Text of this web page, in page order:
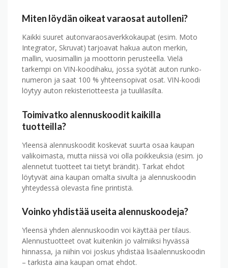
Miten löydän oikeat varaosat autolleni?
Kaikki suuret autonvaraosa­verkkokaupat (esim. Moto
Integrator, Skruvat) tarjoavat hakua auton merkin,
mallin, vuosi­mallin ja moottorin perusteella. Vielä
tarkempi on VIN-koodi­haku, jossa syötät auton runko­
numeron ja saat 100 % yhteen­sopivat osat. VIN-koodi
löytyy auton rekisteri­otteesta ja tuulilasilta.
Toimivatko alennuskoodit kaikilla
tuotteilla?
Yleensä alennuskoodit koskevat suurta osaa kaupan
valikoimasta, mutta niissä voi olla poikkeuksia (esim. jo
alennetut tuotteet tai tietyt brändit). Tarkat ehdot
löytyvät aina kaupan omalta sivulta ja alennuskoodin
yhteydessä olevasta fine printistä.
Voinko yhdistää useita alennuskoodeja?
Yleensä yhden alennuskoodin voi käyttää per tilaus.
Alennus­tuotteet ovat kuitenkin jo valmiiksi hyvässä
hinnassa, ja niihin voi joskus yhdistää lisä­alennuskoodin
– tarkista aina kaupan omat ehdot.